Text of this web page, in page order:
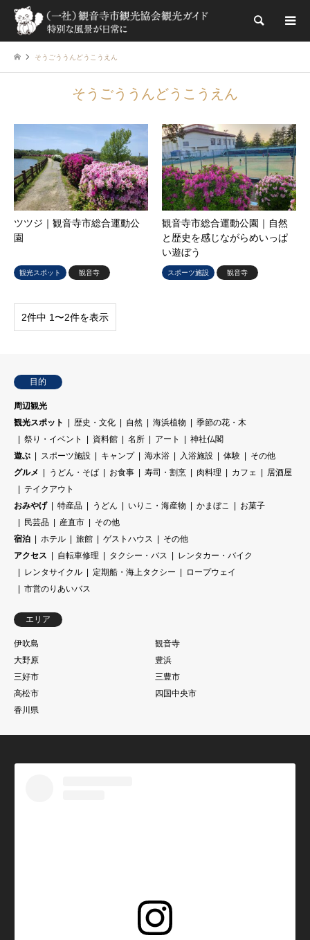
検索
そうごううんどうこうえん
そうごううんどうこうえん
ツツジ｜観音寺市総合運動公
園
観光スポット 観音寺
観音寺市総合運動公園｜自然
と歴史を感じながらめいっぱ
い遊ぼう
スポーツ施設 観音寺
2件中 1〜2件を表示
目的
周辺観光
観光スポット
歴史・文化 自然 海浜植物
季節の花・木
祭り・イベント
資料館 名所 アート
神社仏閣
遊ぶ
スポーツ施設 キャンプ 海水浴 入浴施設 体験
その他
グルメ
うどん・そば お食事 寿司・割烹 肉料理 カフェ
居酒屋
テイクアウト
おみやげ
特産品 うどん いりこ・海産物 かまぼこ
お菓子
民芸品
産直市
その他
宿泊
ホテル 旅館 ゲストハウス
その他
アクセス
自転車修理 タクシー・バス
レンタカー・バイク
レンタサイクル
定期船・海上タクシー
ロープウェイ
市営のりあいバス
エリア
伊吹島
観音寺
大野原
豊浜
三好市
三豊市
高松市
四国中央市
香川県